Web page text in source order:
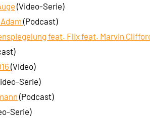
(Video-Serie)
(Podcast)
feat. Flix feat. Marvin
(Video)
Serie)
(Podcast)
Serie)